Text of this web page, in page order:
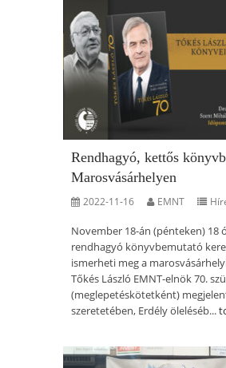
Rendhagyó, kettős
Marosvásárhelyen
2022-11-16 EMNT
November 18-án (pénteken) 18
rendhagyó könyvbemutató
ismerheti meg a
Tőkés László EMNT-elnök 70.
(meglepetéskötetként)
szeretetében, Erdély öleléséb...